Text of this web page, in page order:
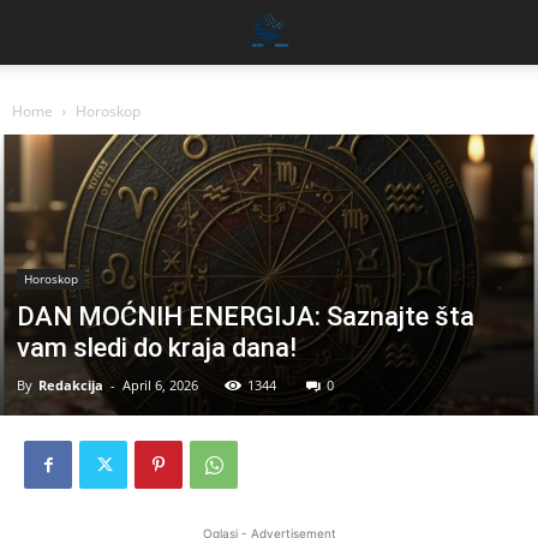
Home Horoskop
Horoskop
DAN MOĆNIH ENERGIJA: Saznajte šta
vam sledi do kraja dana!
By Redakcija - April 6, 2026 1344 0
Oglasi - Advertisement